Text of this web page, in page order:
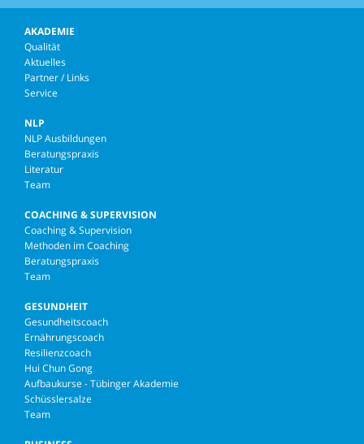
AKADEMIE
Qualität
Aktuelles
Partner / Links
Service
NLP
NLP Ausbildungen
Beratungspraxis
Literatur
Team
COACHING & SUPERVISION
Coaching & Supervision
Methoden im Coaching
Beratungspraxis
Team
GESUNDHEIT
Gesundheitscoach
Ernährungscoach
Resilienzcoach
Hui Chun Gong
Aufbaukurse - Tübinger Akademie
Schüsslersalze
Team